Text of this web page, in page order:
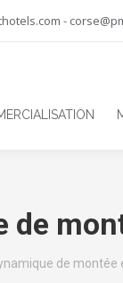
-
de
de montée